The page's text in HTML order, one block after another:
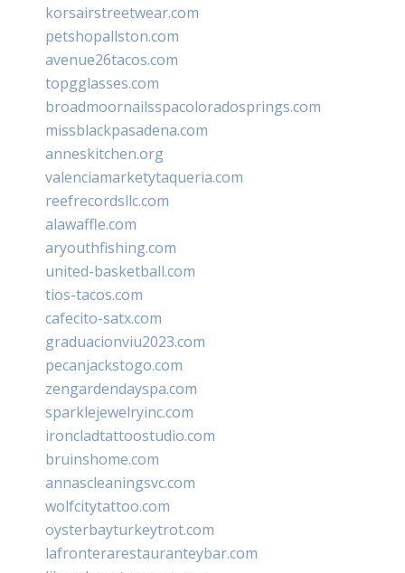
korsairstreetwear.com
petshopallston.com
avenue26tacos.com
topgglasses.com
broadmoornailsspacoloradosprings.com
missblackpasadena.com
anneskitchen.org
valenciamarketytaqueria.com
reefrecordsllc.com
alawaffle.com
aryouthfishing.com
united-basketball.com
tios-tacos.com
cafecito-satx.com
graduacionviu2023.com
pecanjackstogo.com
zengardendayspa.com
sparklejewelryinc.com
ironcladtattoostudio.com
bruinshome.com
annascleaningsvc.com
wolfcitytattoo.com
oysterbayturkeytrot.com
lafronterarestauranteybar.com